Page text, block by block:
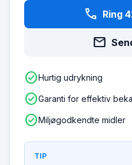
phone Ring
mail
check_circleHurtig udrykning
check_circleGaranti for effektiv
check_circleMiljøgodkendte midler
TIP